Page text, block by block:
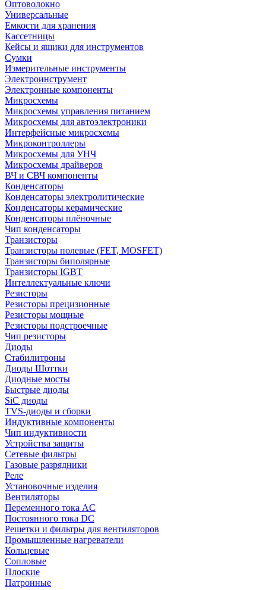
Оптоволокно
Универсальные
Емкости для хранения
Кассетницы
Кейсы и ящики для инструментов
Сумки
Измерительные инструменты
Электроинструмент
Электронные компоненты
Микросхемы
Микросхемы управления питанием
Микросхемы для автоэлектроники
Интерфейсные микросхемы
Микроконтроллеры
Микросхемы для УНЧ
Микросхемы драйверов
ВЧ и СВЧ компоненты
Конденсаторы
Конденсаторы электролитические
Конденсаторы керамические
Конденсаторы плёночные
Чип конденсаторы
Транзисторы
Транзисторы полевые (FET, MOSFET)
Транзисторы биполярные
Транзисторы IGBT
Интеллектуальные ключи
Резисторы
Резисторы прецизионные
Резисторы мощные
Резисторы подстроечные
Чип резисторы
Диоды
Стабилитроны
Диоды Шоттки
Диодные мосты
Быстрые диоды
SiC диоды
TVS-диоды и сборки
Индуктивные компоненты
Чип индуктивности
Устройства защиты
Сетевые фильтры
Газовые разрядники
Реле
Установочные изделия
Вентиляторы
Переменного тока AC
Постоянного тока DC
Решетки и фильтры для вентиляторов
Промышленные нагреватели
Кольцевые
Сопловые
Плоские
Патронные